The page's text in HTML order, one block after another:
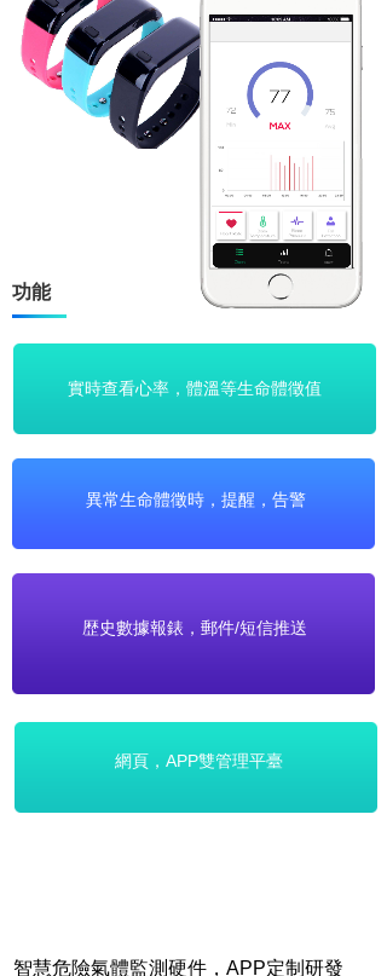
網頁，APP雙管理平臺
歴史數據報錶，郵件/短信推送
實時查看心率，體溫等生命體徵值
異常生命體徵時，提醒，告警
功能
智慧危險氣體監測硬件，APP定制研發